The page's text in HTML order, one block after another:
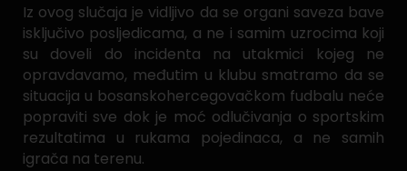
Iz ovog slučaja je vidljivo da se organi saveza bave
isključivo posljedicama, a ne i samim uzrocima koji
su doveli do incidenta na utakmici kojeg ne
opravdavamo, međutim u klubu smatramo da se
situacija u bosanskohercegovačkom fudbalu neće
popraviti sve dok je moć odlučivanja o sportskim
rezultatima u rukama pojedinaca, a ne samih
igrača na terenu.